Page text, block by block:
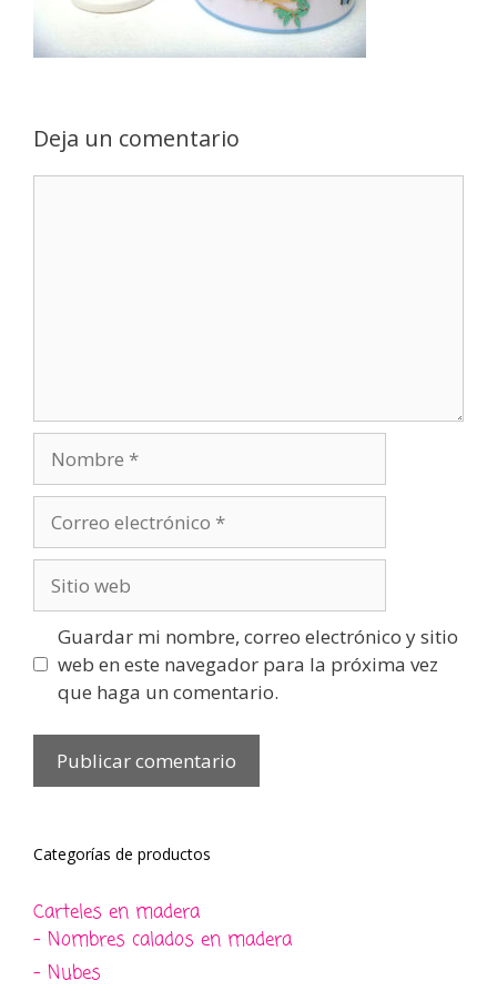
Deja un comentario
electrónico
web
Guardar mi nombre, correo electrónico y sitio
web en este navegador para la próxima vez
que haga un comentario.
Categorías de productos
Carteles en madera
- Nombres calados en madera
- Nubes